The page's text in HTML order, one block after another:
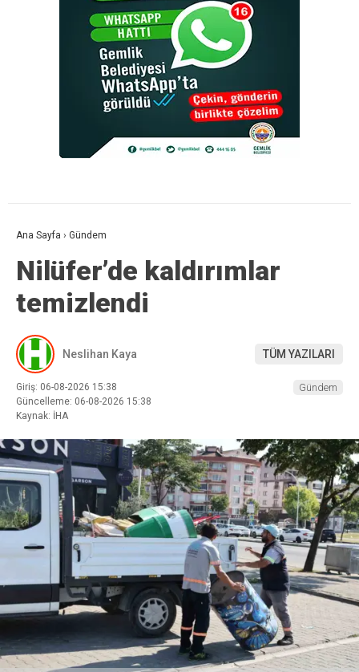
Ana Sayfa › Gündem
Nilüfer’de kaldırımlar
temizlendi
Neslihan Kaya TÜM YAZILARI
Giriş: 06-08-2026 15:38
Güncelleme: 06-08-2026 15:38
Kaynak: İHA
Gündem